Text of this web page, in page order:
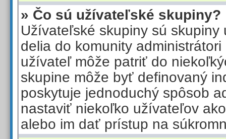
» Čo sú užívateľské skupiny?
Užívateľské skupiny sú skupiny
delia do komunity
užívateľ môže patriť do
skupine môže byť definovaný
poskytuje jednoduchý spôsob
nastaviť niekoľko užívateľov
alebo im dať prístup na